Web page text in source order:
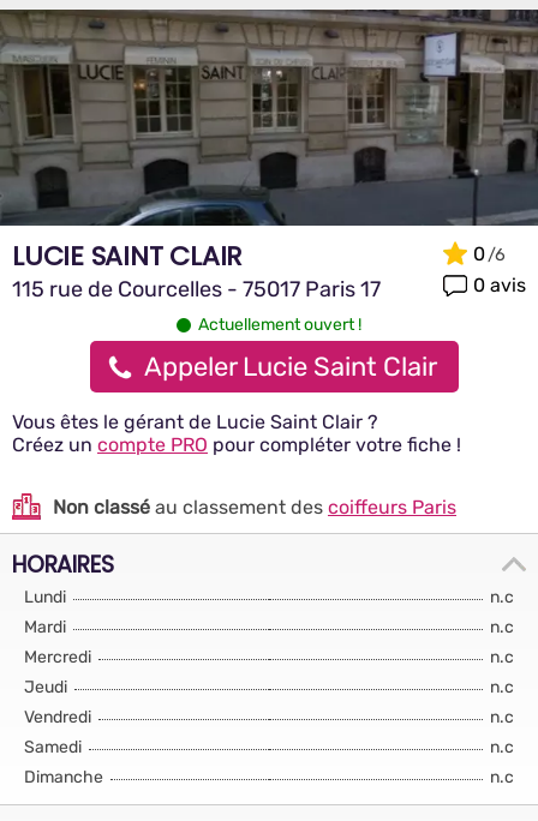
LUCIE SAINT CLAIR
115 rue de Courcelles - 75017 Paris 17
0
0 avis
Actuellement ouvert !
Appeler Lucie Saint Clair
Vous êtes le gérant de Lucie Saint Clair ?
Créez un compte PRO pour compléter votre fiche !
Non classé au classement des coiffeurs Paris
HORAIRES
Lundi
n.c
Mardi
n.c
Mercredi
n.c
Jeudi
n.c
Vendredi
n.c
Samedi
n.c
Dimanche
n.c